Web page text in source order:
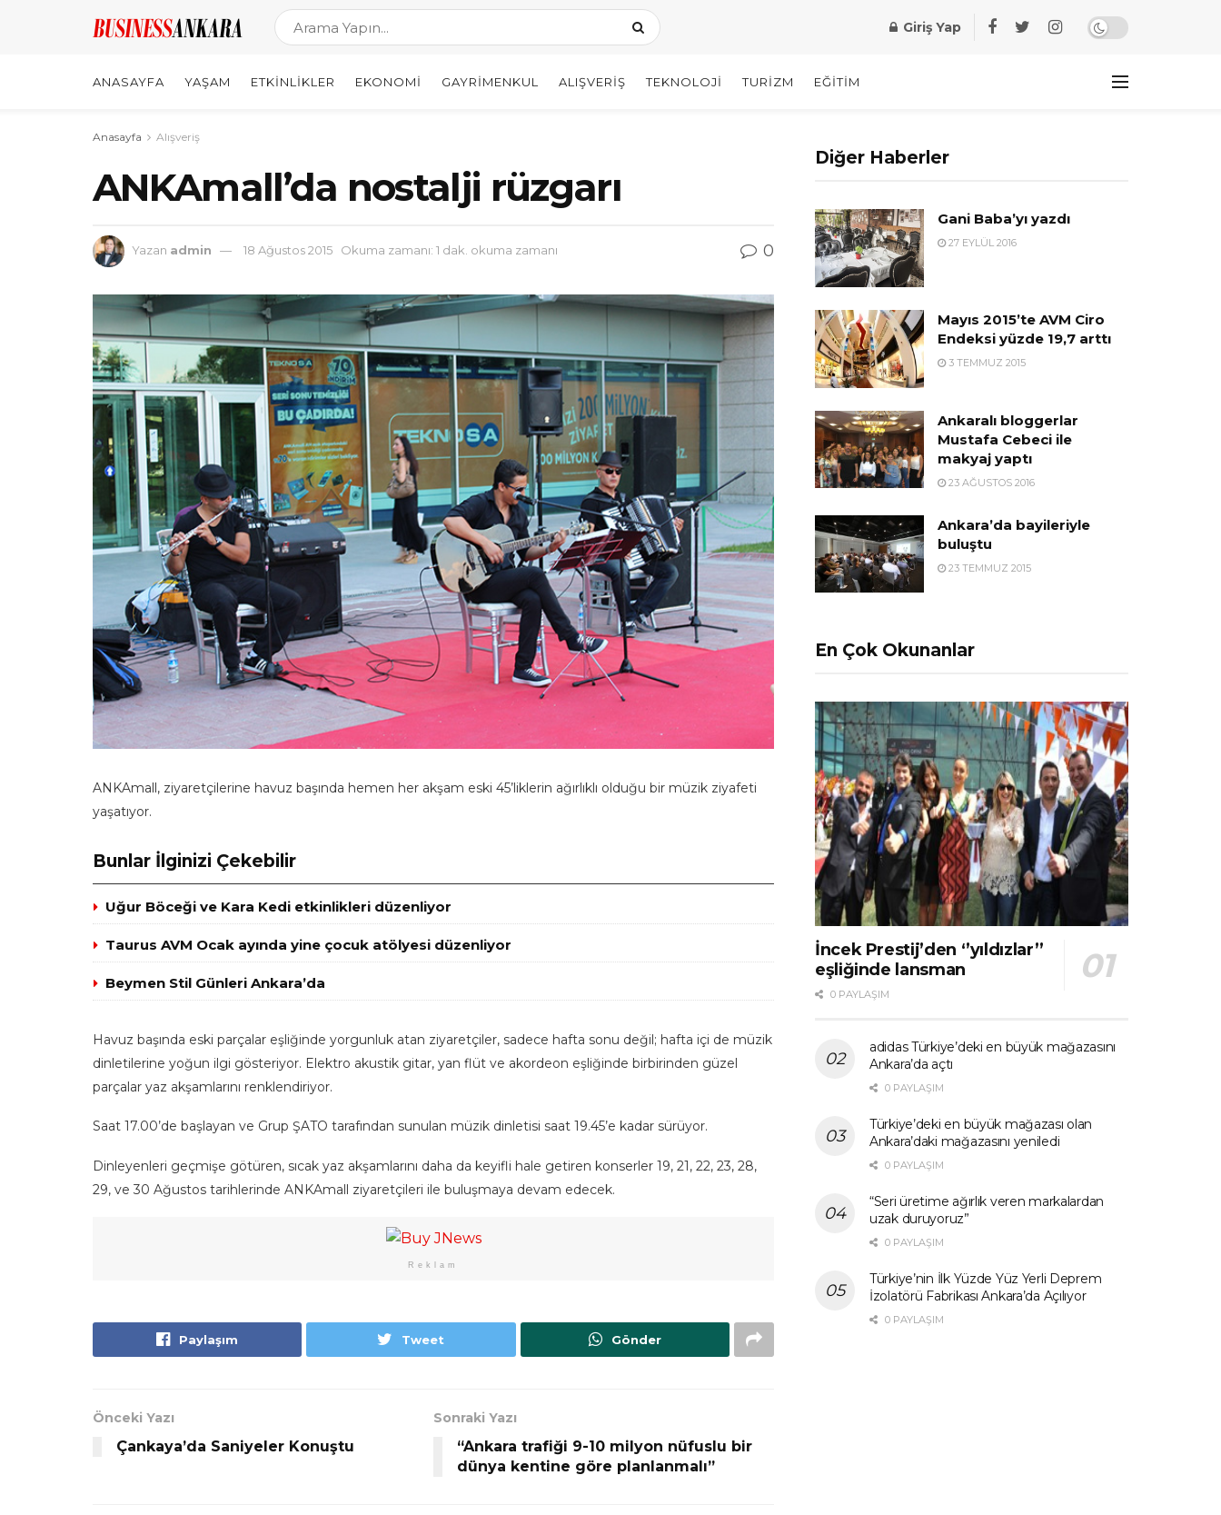
Giriş Yap
ANASAYFA YAŞAM ETKINLIKLER EKONOMI GAYRIMENKUL ALIŞVERIŞ TEKNOLOJI TURIZM EĞITIM
Anasayfa Alışveriş
ANKAmall’da nostalji rüzgarı
Yazan admin 18 Ağustos 2015 Okuma zamanı: 1 dak. okuma zamanı 0
ANKAmall, ziyaretçilerine havuz başında hemen her akşam eski 45’liklerin ağırlıklı olduğu bir müzik ziyafeti
yaşatıyor.
Bunlar İlginizi Çekebilir
Uğur Böceği ve Kara Kedi etkinlikleri düzenliyor
Taurus AVM Ocak ayında yine çocuk atölyesi düzenliyor
Beymen Stil Günleri Ankara’da
Havuz başında eski parçalar eşliğinde yorgunluk atan ziyaretçiler, sadece hafta sonu değil; hafta içi de müzik
dinletilerine yoğun ilgi gösteriyor. Elektro akustik gitar, yan flüt ve akordeon eşliğinde birbirinden güzel
parçalar yaz akşamlarını renklendiriyor.
Saat 17.00’de başlayan ve Grup ŞATO tarafından sunulan müzik dinletisi saat 19.45’e kadar sürüyor.
Dinleyenleri geçmişe götüren, sıcak yaz akşamlarını daha da keyifli hale getiren konserler 19, 21, 22, 23, 28,
29, ve 30 Ağustos tarihlerinde ANKAmall ziyaretçileri ile buluşmaya devam edecek.
Reklam
Paylaşım Tweet Gönder
Önceki Yazı
Çankaya’da Saniyeler Konuştu
Sonraki Yazı
“Ankara trafiği 9-10 milyon nüfuslu bir
dünya kentine göre planlanmalı”
Diğer Haberler
Gani Baba’yı yazdı
27 EYLÜL 2016
Mayıs 2015’te AVM Ciro
Endeksi yüzde 19,7 arttı
3 TEMMUZ 2015
Ankaralı bloggerlar
Mustafa Cebeci ile
makyaj yaptı
23 AĞUSTOS 2016
Ankara’da bayileriyle
buluştu
23 TEMMUZ 2015
En Çok Okunanlar
İncek Prestij’den ‘’yıldızlar’’
eşliğinde lansman
0 PAYLAŞIM
adidas Türkiye’deki en büyük mağazasını
Ankara’da açtı
0 PAYLAŞIM
Türkiye’deki en büyük mağazası olan
Ankara’daki mağazasını yeniledi
0 PAYLAŞIM
“Seri üretime ağırlık veren markalardan
uzak duruyoruz”
0 PAYLAŞIM
Türkiye’nin İlk Yüzde Yüz Yerli Deprem
İzolatörü Fabrikası Ankara’da Açılıyor
0 PAYLAŞIM